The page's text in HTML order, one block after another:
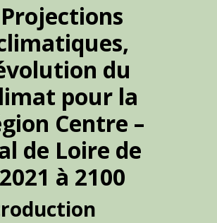
Projections
du
pour la
Centre –
de Loire de
2021 à 2100